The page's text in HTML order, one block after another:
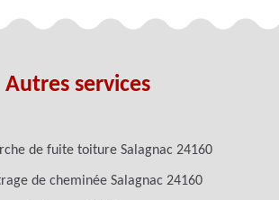
Autres services
de fuite toiture Salagnac 24160
de cheminée Salagnac 24160